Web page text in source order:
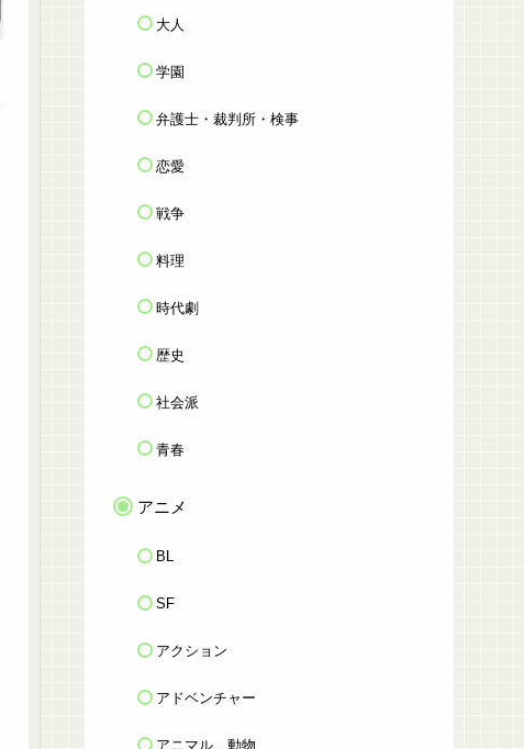
大人
学園
弁護士・裁判所・検事
恋愛
戦争
料理
時代劇
歴史
社会派
青春
アニメ
BL
SF
アクション
アドベンチャー
アニマル、動物